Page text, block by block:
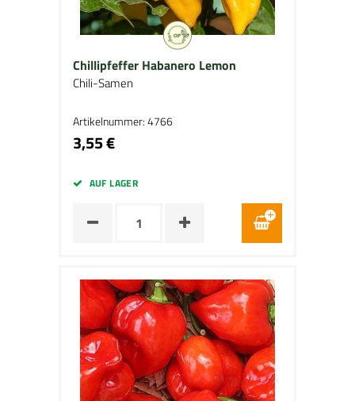
Chillipfeffer Habanero Lemon
Chili-Samen
Artikelnummer: 4766
3,55 €
AUF LAGER